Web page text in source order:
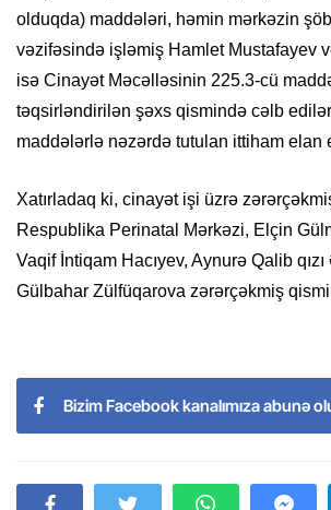
olduqda) maddələri, həmin mərkəzin
vəzifəsində işləmiş Hamlet Mustafayev
isə Cinayət Məcəlləsinin 225.3-cü
təqsirləndirilən şəxs qismində cəlb
maddələrlə nəzərdə tutulan ittiham elan
Xatırladaq ki, cinayət işi üzrə
Respublika Perinatal Mərkəzi, Elçin
Vaqif İntiqam Hacıyev, Aynurə Qalib
Gülbahar Zülfüqarova zərərçəkmiş
Bizim Facebook kanalımıza abunə